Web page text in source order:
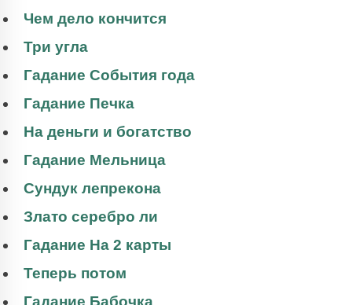
Чем дело кончится
Три угла
Гадание События года
Гадание Печка
На деньги и богатство
Гадание Мельница
Сундук лепрекона
Злато серебро ли
Гадание На 2 карты
Теперь потом
Гадание Бабочка